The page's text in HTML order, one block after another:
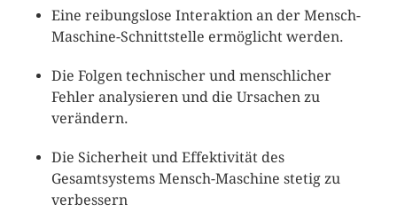
Eine reibungslose Interaktion an der Mensch-
Maschine-Schnittstelle ermöglicht werden.
Die Folgen technischer und menschlicher
Fehler analysieren und die Ursachen zu
verändern.
Die Sicherheit und Effektivität des
Gesamtsystems Mensch-Maschine stetig zu
verbessern